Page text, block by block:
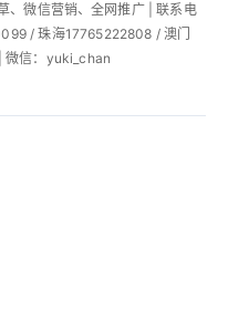
、微信营销、全网推广 | 联系电
/ 珠海17765222808 / 澳门
信：yuki_chan